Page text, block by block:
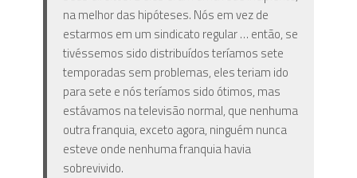
na melhor das hipóteses. Nós em vez de
estarmos em um sindicato regular … então, se
tivéssemos sido distribuídos teríamos sete
temporadas sem problemas, eles teriam ido
para sete e nós teríamos sido ótimos, mas
estávamos na televisão normal, que nenhuma
outra franquia, exceto agora, ninguém nunca
esteve onde nenhuma franquia havia
sobrevivido.